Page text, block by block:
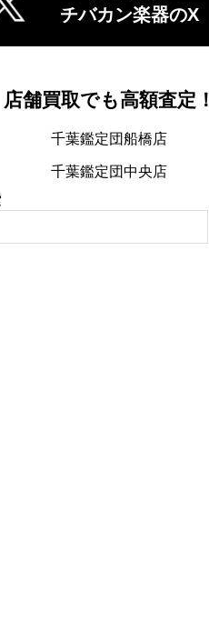
チバカン楽器のX
店舗買取でも高額査定！
千葉鑑定団船橋店
千葉鑑定団中央店